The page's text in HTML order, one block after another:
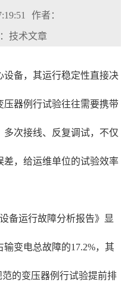
作者：
技术文章
设备，其运行稳定性直接决
压器例行试验往往需要携带
次接线、反复调试，不仅
，给运维单位的试验效率
备运行故障分析报告》显
变电总故障的17.2%，其
的变压器例行试验提前排